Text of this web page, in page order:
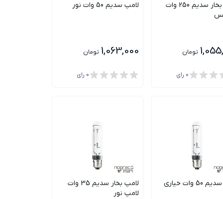
لامپ بخار سدیم 250 وات
تومان
0 رای
لامپ سدیم 50 وات نور
1,063,000 تومان
0 رای
لامپ سدیم 50 وات خیاری
لامپ بخار سدیم 35 وات
لامپ نور